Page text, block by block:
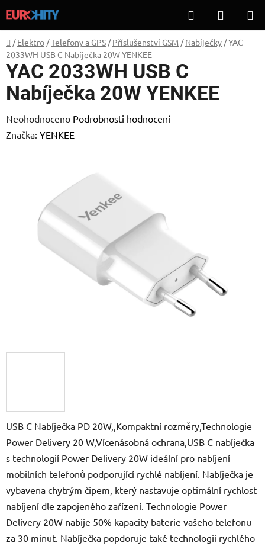
na
obsah
Hledat
KOŠÍK
Domů
/ Elektro /Telefony a GPS / Příslušenství GSM / Nabíječky /YAC
2033WH USB C Nabíječka 20W YENKEE
USB C Nabíječka PD 20W,,Kompaktní rozměry,Technologie
Power Delivery 20 W,Vícenásobná ochrana,USB C nabíječka
s technologií Power Delivery 20W ideální pro nabíjení
mobilních telefonů podporující rychlé nabíjení. Nabíječka je
vybavena chytrým čipem, který nastavuje optimální rychlost
nabíjení dle zapojeného zařízení. Technologie Power
Delivery 20W nabije 50% kapacity baterie vašeho telefonu
za 30 minut. Nabíječka popdoruje také technologii rychlého
YAC 2033WH USB C
Nabíječka 20W YENKEE
Průměrné
hodnocení
Neohodnoceno Podrobnosti hodnocení
Značka: YENKEE